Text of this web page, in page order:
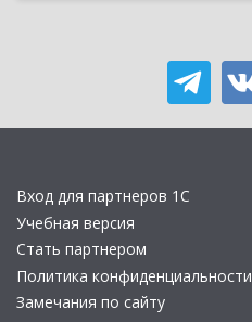
Вход для партнеров 1С
Учебная версия
Стать партнером
Политика конфиденциальности
Замечания по сайту